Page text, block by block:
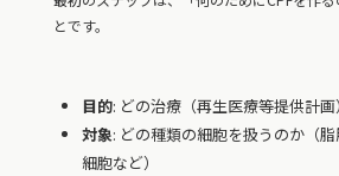
とです。
目的: どの治療（再生医療等提供計
対象: どの種類の細胞を扱うのか（
細胞など）